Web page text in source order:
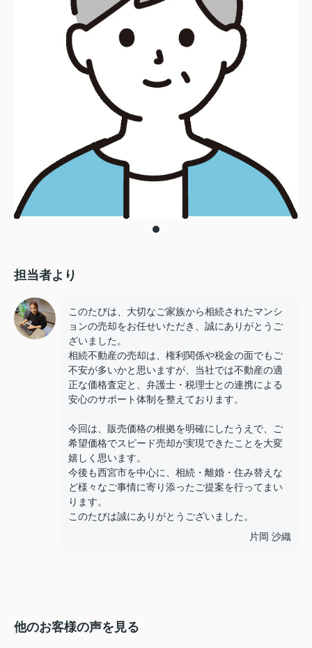
担当者より
このたびは、大切なご家族から相続されたマンシ
ョンの売却をお任せいただき、誠にありがとうご
ざいました。
相続不動産の売却は、権利関係や税金の面でもご
不安が多いかと思いますが、当社では不動産の適
正な価格査定と、弁護士・税理士との連携による
安心のサポート体制を整えております。
今回は、販売価格の根拠を明確にしたうえで、ご
希望価格でスピード売却が実現できたことを大変
嬉しく思います。
今後も西宮市を中心に、相続・離婚・住み替えな
ど様々なご事情に寄り添ったご提案を行ってまい
ります。
このたびは誠にありがとうございました。
片岡 沙織
他のお客様の声を見る